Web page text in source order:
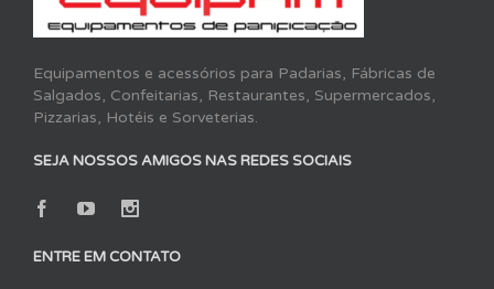
Equipamentos e acessórios para Padarias, Fábricas de
Salgados, Confeitarias, Restaurantes, Supermercados,
Pizzarias, Hotéis e Sorveterias.
SEJA NOSSOS AMIGOS NAS REDES SOCIAIS
ENTRE EM CONTATO